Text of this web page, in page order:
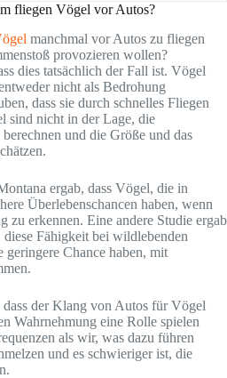
fliegen Vögel vor Autos?
manchmal vor Autos zu fliegen
provozieren wollen?
dies tatsächlich der Fall ist. Vögel
nicht als Bedrohung
dass sie durch schnelles Fliegen
sind nicht in der Lage, die
und die Größe und das
ergab, dass Vögel, die in
Überlebenschancen haben, wenn
zu erkennen. Eine andere Studie ergab
diese Fähigkeit bei wildlebenden
Chance haben, mit
der Klang von Autos für Vögel
Wahrnehmung eine Rolle spielen
als wir, was dazu führen
und es schwieriger ist, die